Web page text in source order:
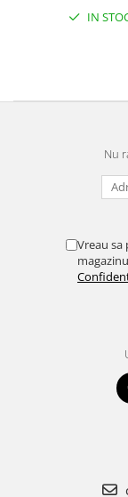
IN
Nu
Vreau